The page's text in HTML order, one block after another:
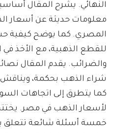
النهائي. يشرح المقال
المصري. كما يوضح كيفية
للقطع الذهبية، مع الأخذ في
والضرائب. يقدم المقال
شراء الذهب بحكمة،
كما يتطرق إلى اتجاهات
لأسعار الذهب في مصر.